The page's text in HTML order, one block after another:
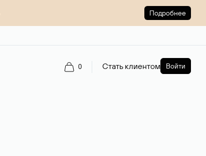
Подробнее
0 Стать клиентом Войти